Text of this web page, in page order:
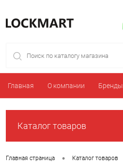
Главная О компании Бренды
Каталог товаров
Главная страница • Каталог товаров